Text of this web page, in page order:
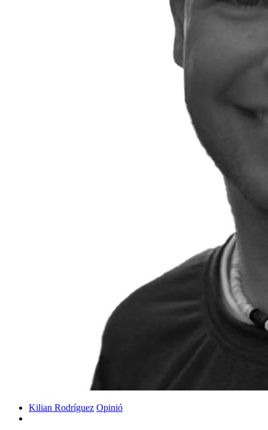
Kilian Rodríguez Opinió